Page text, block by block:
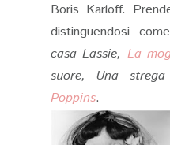
Boris Karloff.
distinguendosi
casa Lassie, La
suore, Una
Poppins.